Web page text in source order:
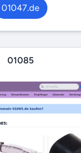
01047.de
01085